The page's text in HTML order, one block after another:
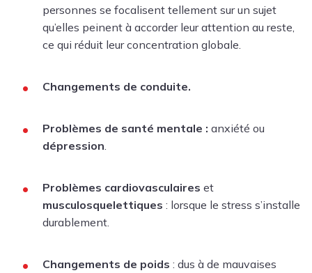
personnes se focalisent tellement sur un sujet
qu’elles peinent à accorder leur attention au reste,
ce qui réduit leur concentration globale.
Changements de conduite.
Problèmes de santé mentale : anxiété ou
dépression
Problèmes cardiovasculaires et
musculosquelettiques : lorsque le stress s’installe
durablement.
Changements de poids : dus à de mauvaises